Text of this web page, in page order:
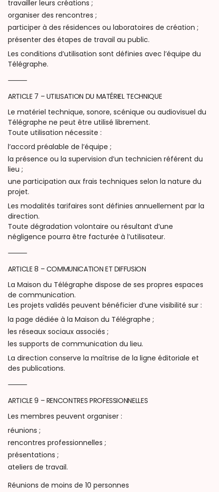
travailler leurs créations ;
organiser des rencontres ;
participer à des résidences ou laboratoires de création ;
présenter des étapes de travail au public.
Les conditions d’utilisation sont définies avec l’équipe du
Télégraphe.
⸻
ARTICLE 7 – UTILISATION DU MATÉRIEL TECHNIQUE
Le matériel technique, sonore, scénique ou audiovisuel du
Télégraphe ne peut être utilisé librement.
Toute utilisation nécessite :
l’accord préalable de l’équipe ;
la présence ou la supervision d’un technicien référent du
lieu ;
une participation aux frais techniques selon la nature du
projet.
Les modalités tarifaires sont définies annuellement par la
direction.
Toute dégradation volontaire ou résultant d’une
négligence pourra être facturée à l’utilisateur.
⸻
ARTICLE 8 – COMMUNICATION ET DIFFUSION
La Maison du Télégraphe dispose de ses propres espaces
de communication.
Les projets validés peuvent bénéficier d’une visibilité sur :
la page dédiée à la Maison du Télégraphe ;
les réseaux sociaux associés ;
les supports de communication du lieu.
La direction conserve la maîtrise de la ligne éditoriale et
des publications.
⸻
ARTICLE 9 – RENCONTRES PROFESSIONNELLES
Les membres peuvent organiser :
réunions ;
rencontres professionnelles ;
présentations ;
ateliers de travail.
Réunions de moins de 10 personnes